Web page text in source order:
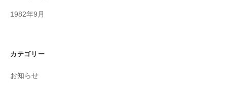
1982年9月
カテゴリー
お知らせ